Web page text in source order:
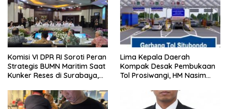
Komisi VI DPR RI Soroti Peran
Strategis BUMN Maritim Saat
Kunker Reses di Surabaya,
Lima Kepala Daerah
Kompak Desak Pembukaan
Tol Prosiwangi, HM Nasim
Pemerintah Pusat